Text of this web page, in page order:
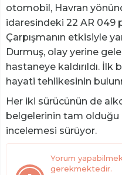
otomobil, Havran
idaresindeki 22 AR 049
Çarpışmanın etkisiyle
Durmuş, olay yerine
hastaneye kaldırıldı. İlk
hayati tehlikesinin
Her iki sürücünün de
belgelerinin tam olduğu
incelemesi sürüyor.
Yorum
gerekmektedir.